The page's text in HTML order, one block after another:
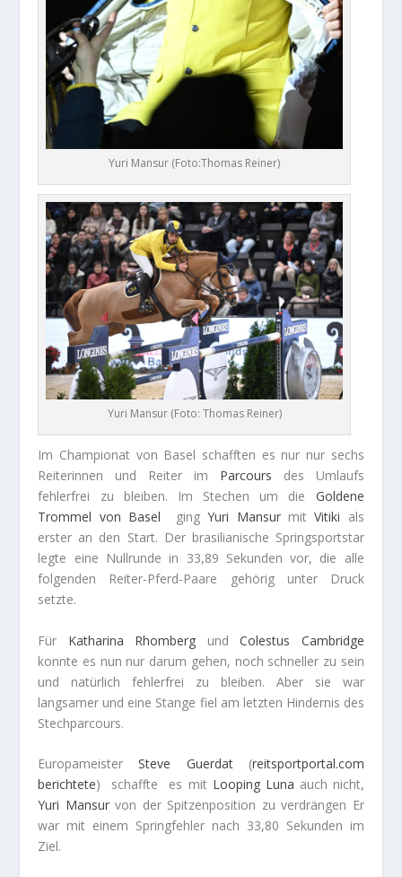
Yuri Mansur (Foto:Thomas Reiner)
Yuri Mansur (Foto: Thomas Reiner)
Im Championat von Basel schafften es nur nur sechs
Reiterinnen und Reiter im Parcours des Umlaufs
fehlerfrei zu bleiben. Im Stechen um die Goldene
Trommel von Basel gingYuri MansurmitVitiki als
erster an den Start. Der brasilianische Springsportstar
legte eine Nullrunde in 33,89 Sekunden vor, die alle
folgenden Reiter-Pferd-Paare gehörig unter Druck
setzte.
Für Katharina Rhomberg undColestus Cambridge
konnte es nun nur darum gehen, noch schneller zu sein
und natürlich fehlerfrei zu bleiben. Aber sie war
langsamer und eine Stange fiel am letzten Hindernis des
Stechparcours.
EuropameisterSteve Guerdat(reitsportportal.com
berichtete) schaffte es mit Looping Luna auch nicht,
Yuri Mansurvon der Spitzenposition zu verdrängen Er
war mit einem Springfehler nach 33,80 Sekunden im
Ziel.